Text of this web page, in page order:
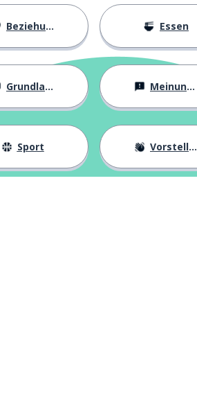
Beziehungen Essen
Grundlagen Meinungen
Sport Vorstellung